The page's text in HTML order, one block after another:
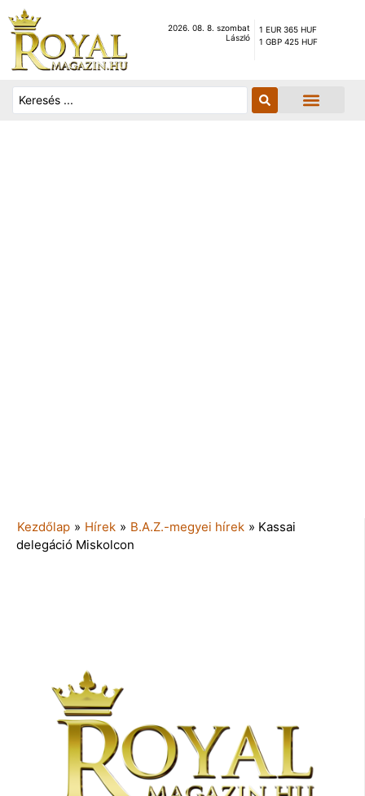
2026. 08. 8. szombat
László
1 EUR 365 HUF
1 GBP 425 HUF
Kezdőlap » Hírek » B.A.Z.-megyei hírek » Kassai
delegáció Miskolcon